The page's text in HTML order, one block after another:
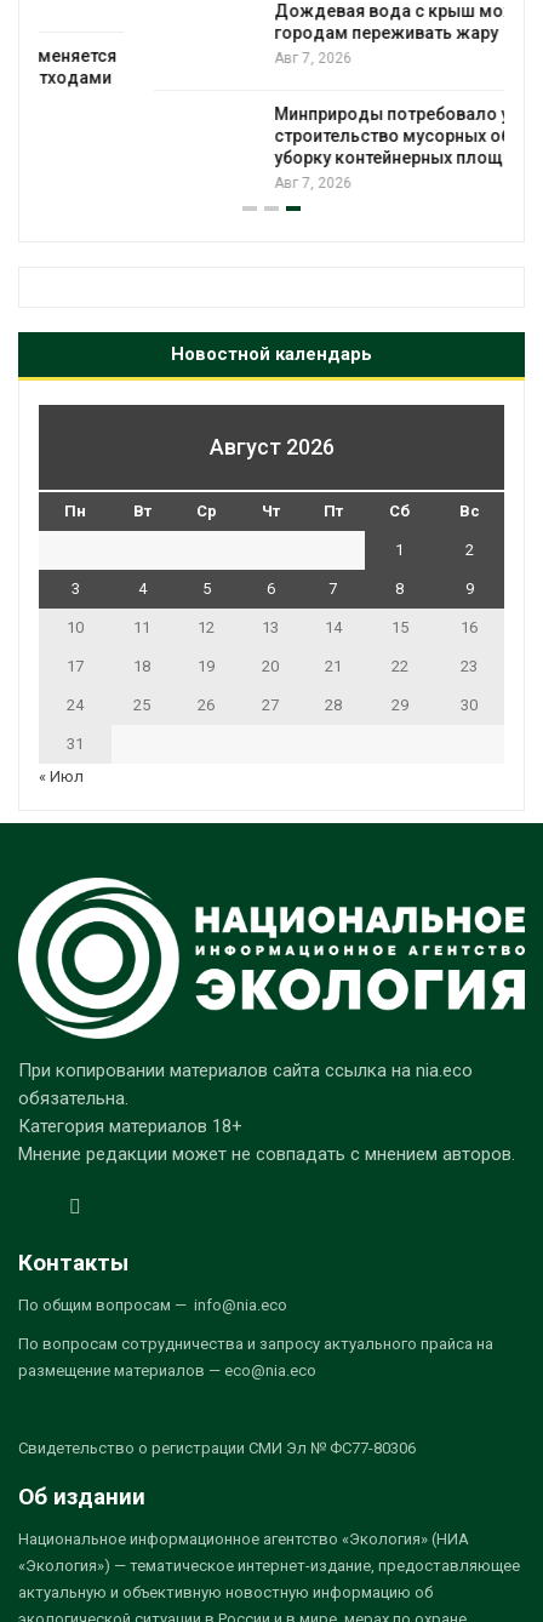
Дождевая вода с крыш может помочь
городам переживать жару
Минприроды потребовало ускорить
строительство мусорных объектов и
уборку контейнерных площадок
Новостной календарь
Август 2026
Пн Вт Ср Чт Пт Сб Вс
1 2
3 4 5 6 7 8 9
10 11 12 13 14 15 16
17 18 19 20 21 22 23
24 25 26 27 28 29 30
31
« Июл
При копировании материалов сайта ссылка на nia.eco
обязательна.
Категория материалов 18+
Мнение редакции может не совпадать с мнением авторов.
Контакты
По общим вопросам — info@nia.eco
По вопросам сотрудничества и запросу актуального прайса на
размещение материалов — eco@nia.eco
Свидетельство о регистрации СМИ Эл № ФС77-80306
Об издании
Национальное информационное агентство «Экология» (НИА
«Экология») — тематическое интернет-издание, предоставляющее
актуальную и объективную новостную информацию об